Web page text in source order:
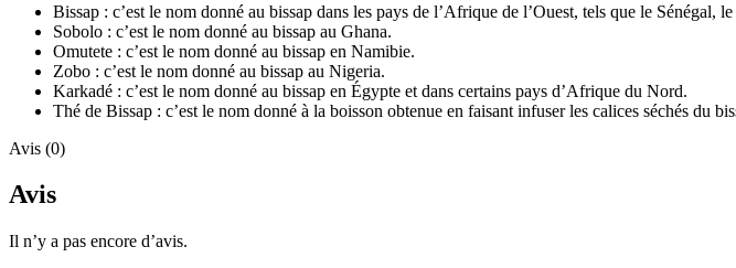
Bissap : c’est le nom donné au bissap dans les pays de l’Afrique de l’Ouest, tels que le Sénégal,
Sobolo : c’est le nom donné au bissap au Ghana.
Omutete : c’est le nom donné au bissap en Namibie.
Zobo : c’est le nom donné au bissap au Nigeria.
Karkadé : c’est le nom donné au bissap en Égypte et dans certains pays d’Afrique du Nord.
Thé de Bissap : c’est le nom donné à la boisson obtenue en faisant infuser les calices séchés du
Avis (0)
Avis
Il n’y a pas encore d’avis.